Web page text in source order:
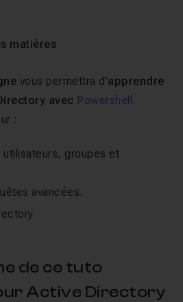
matières
vous permettra d'apprendre
avec Powershell .
:
groupes et
avancées.
de ce tuto
Active Directory